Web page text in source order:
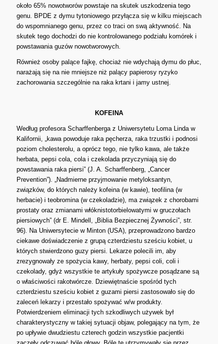
około 65% nowotworów powstaje na skutek uszkodzenia tego
genu. BPDE z dymu tytoniowego przyłącza się w kilku miejscach
do wspomnianego genu, przez co traci on swą aktywność. Na
skutek tego dochodzi do nie kontrolowanego podziału komórek i
powstawania guzów nowotworowych.
Również osoby palące fajkę, chociaż nie wdychają dymu do płuc,
narażają się na nie mniejsze niż palący papierosy ryzyko
zachorowania szczególnie na raka krtani i jamy ustnej.
KOFEINA
Według profesora Scharffenberga z Uniwersytetu Loma Linda w
Kalifornii, „kawa powoduje raka pęcherza, raka trzustki i podnosi
poziom cholesterolu, a oprócz tego, nie tylko kawa, ale także
herbata, pepsi cola, cola i czekolada przyczyniają się do
powstawania raka piersi” (J. A. Scharffenberg, „Cancer
Prevention”). „Nadmierne przyjmowanie metyloksantyn,
związków, do których należy kofeina (w kawie), teofilina (w
herbacie) i teobromina (w czekoladzie), ma związek z chorobami
prostaty oraz zmianami włóknistotorbielowatymi w gruczołach
piersiowych” (dr E. Mindell, „Biblia Bezpiecznej Żywności”, str.
96). Na Uniwersytecie w Minton (USA), przeprowadzono bardzo
ciekawe doświadczenie z grupą czterdziestu sześciu kobiet, u
których stwierdzono guzy piersi. Lekarze polecili im, aby
zrezygnowały ze spożycia kawy, herbaty, pepsi coli, coli i
czekolady, gdyż wszystkie te artykuły spożywcze posądzane są
o właściwości rakotwórcze. Dziewiętnaście spośród tych
czterdziestu sześciu kobiet z guzami piersi zastosowało się do
zaleceń lekarzy i przestało spożywać w/w produkty.
Potwierdzeniem eliminacji tych szkodliwych używek był
charakterystyczny w takiej sytuacji objaw, polegający na tym, że
po upływie dwudziestu czterech godzin wszystkie pacjentki